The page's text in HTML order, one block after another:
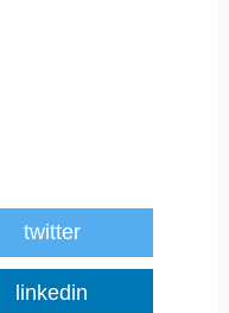
twitter
linkedin